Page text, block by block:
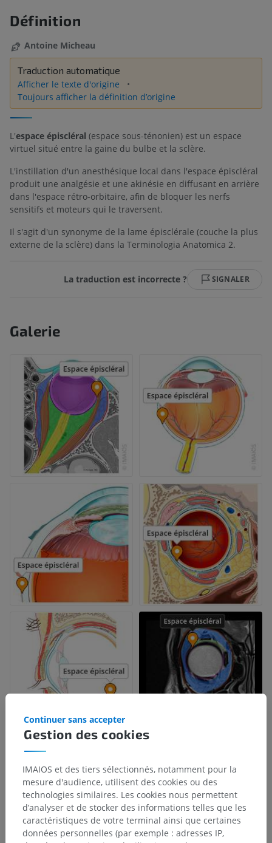
Définition
Antoine Micheau
Traduction automatique
Afficher le texte d'origine
Toujours afficher la définition d’origine
L'espace épiscléral (espace sous-ténonien) est un espace
virtuel situé entre la gaine du bulbe et la sclère.
L'instillation d'un anesthésique local dans l'espace épiscléral
produit une analgésie et une akinésie en diffusant en arrière
dans l'espace rétro-orbitaire, afin de bloquer les nerfs
sensitifs et moteurs qui le traversent.
Il s'agit d'un synonyme de la lame épisclérale (couche la plus
externe de la sclère) dans la Terminologia Anatomica 2.
La traduction est incorrecte ? SIGNALER
Galerie
Gestion des cookies
Continuer sans accepter
IMAIOS et des tiers sélectionnés, notamment pour la
mesure d'audience, utilisent des cookies ou des
technologies similaires. Les cookies nous permettent
d’analyser et de stocker des informations telles que les
caractéristiques de votre terminal ainsi que certaines
données personnelles (par exemple : adresses IP,